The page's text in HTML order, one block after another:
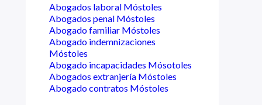
Abogados laboral Móstoles
Abogados penal Móstoles
Abogado familiar Móstoles
Abogado indemnizaciones
Móstoles
Abogado incapacidades Mósotoles
Abogados extranjería Móstoles
Abogado contratos Móstoles